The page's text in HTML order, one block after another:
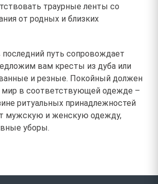
траурные ленты со
от родных и близких
последний путь сопровождает
вам кресты из дуба или
и резные. Покойный должен
мир в соответствующей одежде –
ритуальных принадлежностей
мужскую и женскую одежду,
уборы.